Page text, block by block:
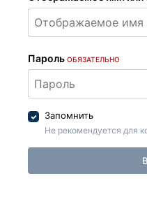
Пароль ОБЯЗАТЕЛЬНО
Запомнить
Не рекомендуется для